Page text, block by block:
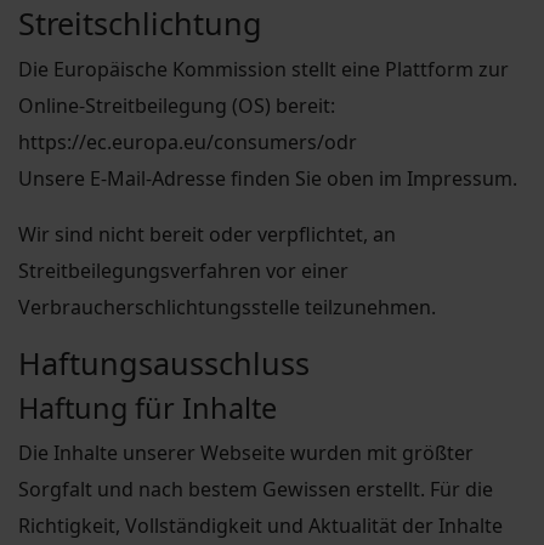
Streitschlichtung
Die Europäische Kommission stellt eine Plattform zur
Online-Streitbeilegung (OS) bereit:
https://ec.europa.eu/consumers/odr
Unsere E-Mail-Adresse finden Sie oben im Impressum.
Wir sind nicht bereit oder verpflichtet, an
Streitbeilegungsverfahren vor einer
Verbraucherschlichtungsstelle teilzunehmen.
Haftungsausschluss
Haftung für Inhalte
Die Inhalte unserer Webseite wurden mit größter
Sorgfalt und nach bestem Gewissen erstellt. Für die
Richtigkeit, Vollständigkeit und Aktualität der Inhalte